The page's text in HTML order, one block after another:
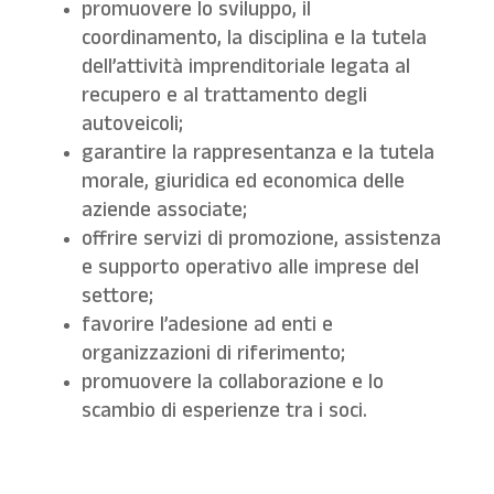
promuovere lo sviluppo, il
coordinamento, la disciplina e la tutela
dell’attività imprenditoriale legata al
recupero e al trattamento degli
autoveicoli;
garantire la rappresentanza e la tutela
morale, giuridica ed economica delle
aziende associate;
offrire servizi di promozione, assistenza
e supporto operativo alle imprese del
settore;
favorire l’adesione ad enti e
organizzazioni di riferimento;
promuovere la collaborazione e lo
scambio di esperienze tra i soci.